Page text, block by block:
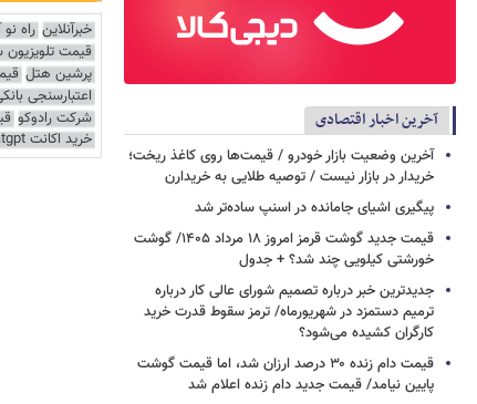
آخرین اخبار اقتصادی
آخرین وضعیت بازار خودرو / قیمت‌ها روی کاغذ ریخت؛
خریدار در بازار نیست / توصیه طلایی به خریدارن
پیگیری اشیای جامانده در اسنپ ساده‌تر شد
قیمت جدید گوشت قرمز امروز ۱۸ مرداد ۱۴۰۵/ گوشت
خورشتی کیلویی چند شد؟ + جدول
جدیدترین خبر درباره تصمیم شورای عالی کار درباره
ترمیم دستمزد در شهریورماه/ ترمز سقوط قدرت خرید
کارگران کشیده می‌شود؟
قیمت دام زنده ۳۰ درصد ارزان شد، اما قیمت گوشت
پایین نیامد/ قیمت جدید دام زنده اعلام شد
خبرآنلاین راه نو
قیمت
پرشین هتل
اعتبارسنجی
شرکت رادوکو
خرید اکانت chatgpt